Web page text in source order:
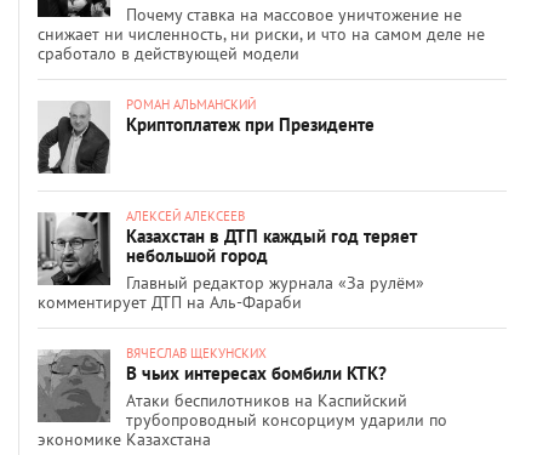
Почему ставка на массовое уничтожение не
снижает ни численность, ни риски, и что на самом деле не
сработало в действующей модели
РОМАН АЛЬМАНСКИЙ
Криптоплатеж при Президенте
АЛЕКСЕЙ АЛЕКСЕЕВ
Казахстан в ДТП каждый год теряет
небольшой город
Главный редактор журнала «За рулём»
комментирует ДТП на Аль-Фараби
ВЯЧЕСЛАВ ЩЕКУНСКИХ
В чьих интересах бомбили КТК?
Атаки беспилотников на Каспийский
трубопроводный консорциум ударили по
экономике Казахстана